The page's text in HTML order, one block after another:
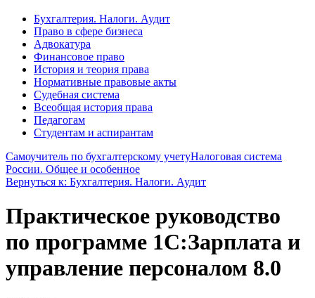
Бухгалтерия. Налоги. Аудит
Право в сфере бизнеса
Адвокатура
Финансовое право
История и теория права
Нормативные правовые акты
Судебная система
Всеобщая история права
Педагогам
Студентам и аспирантам
Самоучитель по бухгалтерскому учетуНалоговая система
России. Общее и особенное
Вернуться к: Бухгалтерия. Налоги. Аудит
Практическое руководство
по программе 1C:Зарплата и
управление персоналом 8.0